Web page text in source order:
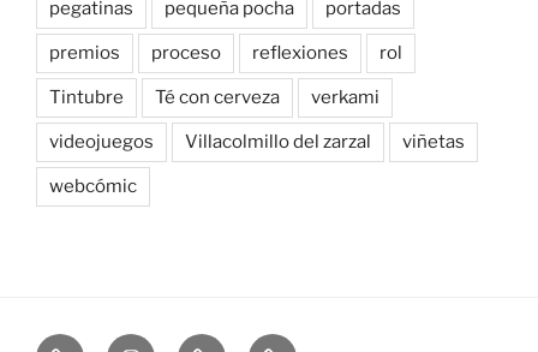
pegatinas pequeña pocha portadas
premios proceso reflexiones rol
Tintubre Té con cerveza verkami
videojuegos Villacolmillo del zarzal viñetas
webcómic